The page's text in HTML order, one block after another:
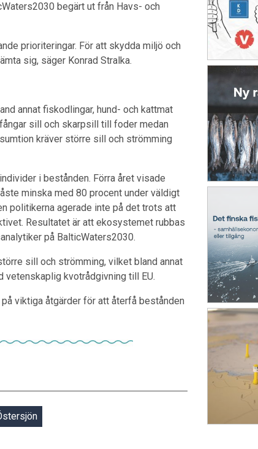
begärt ut från Havs- och
prioriteringar. För att skydda miljö och
sig, säger Konrad Stralka.
annat fiskodlingar, hund- och kattmat
sill och skarpsill till foder medan
kräver större sill och strömming
i bestånden. Förra året visade
minska med 80 procent under väldigt
politikerna agerade inte på det trots att
Resultatet är att ekosystemet rubbas
på BalticWaters2030.
sill och strömming, vilket bland annat
kvotrådgivning till EU.
viktiga åtgärder för att återfå bestånden